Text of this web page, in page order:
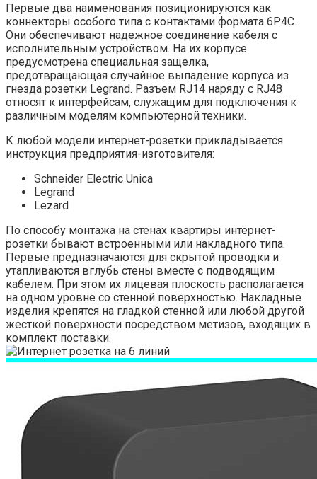
Первые два наименования позиционируются как
коннекторы особого типа с контактами формата 6Р4С.
Они обеспечивают надежное соединение кабеля с
исполнительным устройством. На их корпусе
предусмотрена специальная защелка,
предотвращающая случайное выпадение корпуса из
гнезда розетки Legrand. Разъем RJ14 наряду с RJ48
относят к интерфейсам, служащим для подключения к
различным моделям компьютерной техники.
К любой модели интернет-розетки прикладывается
инструкция предприятия-изготовителя:
Schneider Electric Unica
Legrand
Lezard
По способу монтажа на стенах квартиры интернет-
розетки бывают встроенными или накладного типа.
Первые предназначаются для скрытой проводки и
утапливаются вглубь стены вместе с подводящим
кабелем. При этом их лицевая плоскость располагается
на одном уровне со стенной поверхностью. Накладные
изделия крепятся на гладкой стенной или любой другой
жесткой поверхности посредством метизов, входящих в
комплект поставки.